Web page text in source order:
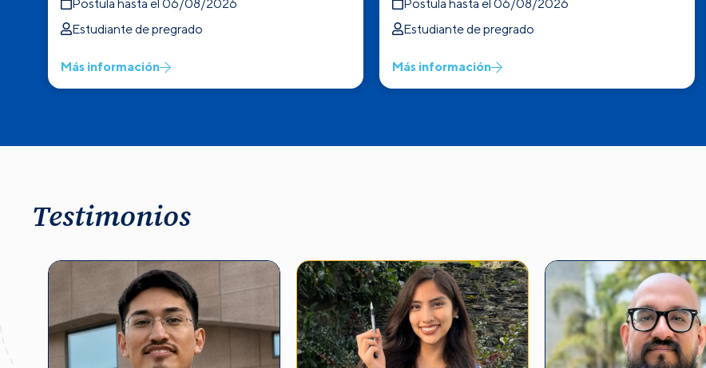
Postula hasta el 06/08/2026
Estudiante de pregrado
Más información
Postula hasta el 06/08/2026
Estudiante de pregrado
Más información
Testimonios